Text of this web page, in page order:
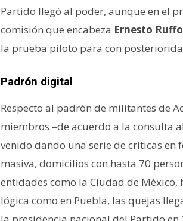
Partido llegó al poder, aunque en el
comisión que encabeza Ernesto Ruffo
la prueba piloto para con
Padrón digital
Respecto al padrón de militantes de
miembros –de acuerdo a la consulta
venido dando una serie de críticas en
masiva, domicilios con hasta 70
entidades como la Ciudad de
lógica como en Puebla, las quejas